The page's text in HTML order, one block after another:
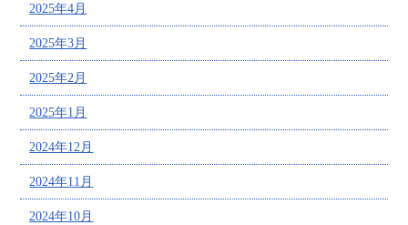
2025年4月
2025年3月
2025年2月
2025年1月
2024年12月
2024年11月
2024年10月